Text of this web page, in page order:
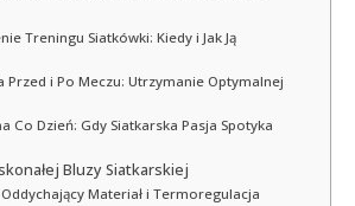
Treningu Siatkówki: Kiedy i Jak Ją
i Po Meczu: Utrzymanie Optymalnej
Co Dzień: Gdy Siatkarska Pasja Spotyka
Bluzy Siatkarskiej
Materiał i Termoregulacja